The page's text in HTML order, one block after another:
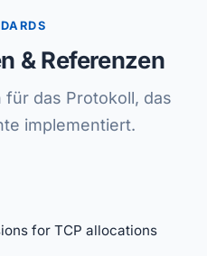
& Referenzen
für das Protokoll, das
implementiert.
for TCP allocations